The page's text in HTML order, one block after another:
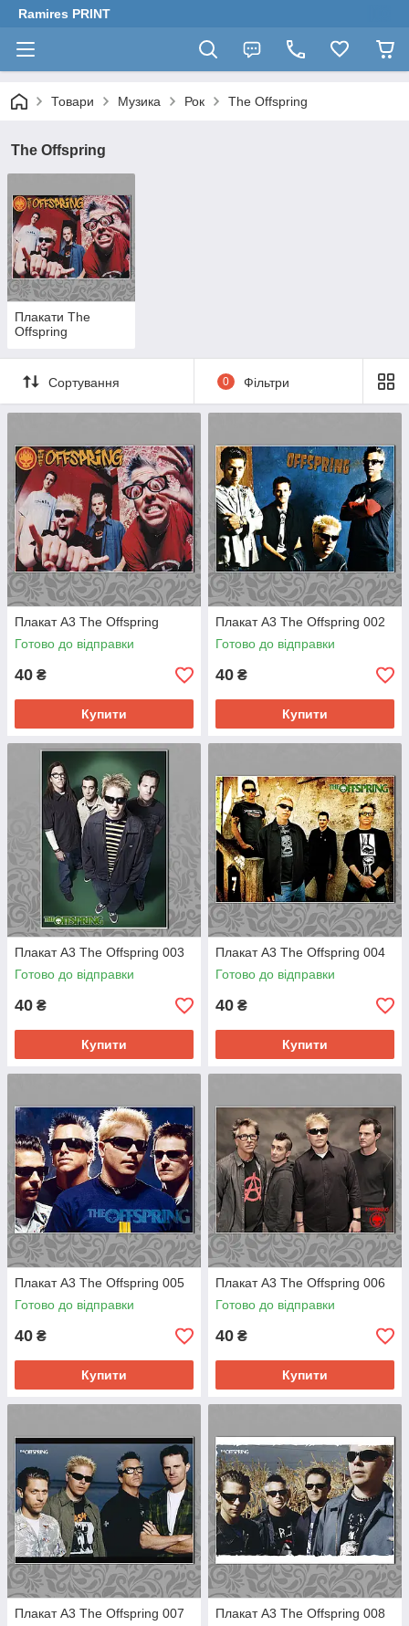
Ramires PRINT
Товари Музика Рок The Offspring
The Offspring
Плакати The
Offspring
Сортування 0 Фільтри
Плакат А3 The Offspring
Готово до відправки
40 ₴
Купити
Плакат А3 The Offspring 002
Готово до відправки
40 ₴
Купити
Плакат А3 The Offspring 003
Готово до відправки
40 ₴
Купити
Плакат А3 The Offspring 004
Готово до відправки
40 ₴
Купити
Плакат А3 The Offspring 005
Готово до відправки
40 ₴
Купити
Плакат А3 The Offspring 006
Готово до відправки
40 ₴
Купити
Плакат А3 The Offspring 007
Плакат А3 The Offspring 008